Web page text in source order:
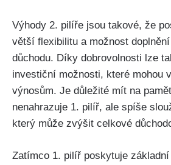
Výhody 2. pilíře jsou takové, že
větší flexibilitu a možnost
důchodu. Díky dobrovolnosti lze
investiční možnosti, které mohou
výnosům. Je důležité mít na
nenahrazuje 1. pilíř, ale spíše
který může zvýšit celkové
Zatímco 1. pilíř poskytuje základní